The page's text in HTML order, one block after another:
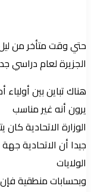
حتي وقت متأخر من
الجزيرة لعام دراسي
هناك تباين بين
يرون أنه غير مناسب
الوزارة الاتحادية
جيدا أن الاتحادية
الولايات
وبحسابات منطقية